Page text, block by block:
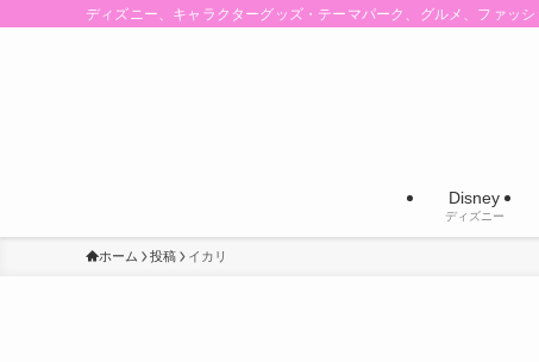
ディズニー、キャラクターグッズ・テーマパーク、グルメ、ファッ
Disney
ディズニー
ホーム 投稿 イカリ